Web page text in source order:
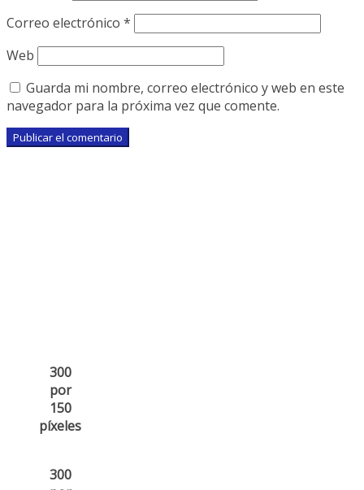
Correo electrónico *
Web
Guarda mi nombre, correo electrónico y web en este
navegador para la próxima vez que comente.
300
por
150
píxeles
300